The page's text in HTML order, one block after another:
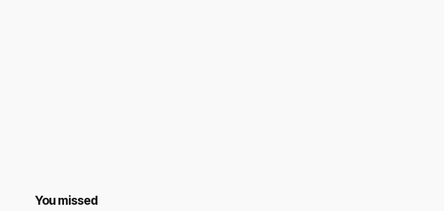
You missed